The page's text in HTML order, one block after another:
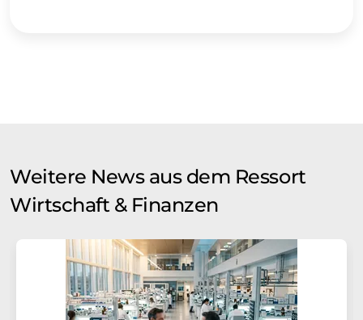
Weitere News aus dem Ressort
Wirtschaft & Finanzen